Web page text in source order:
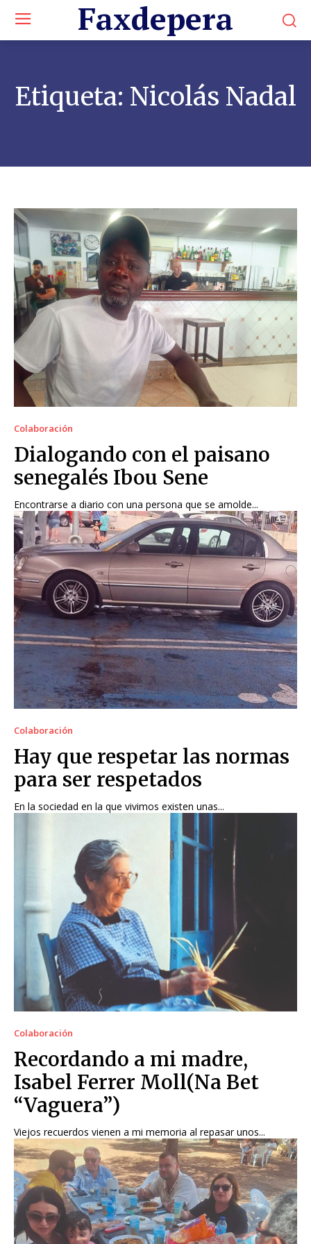
Faxdepera
Etiqueta: Nicolás Nadal
Colaboración
Dialogando con el paisano
senegalés Ibou Sene
Encontrarse a diario con una persona que se amolde...
Colaboración
Hay que respetar las normas
para ser respetados
En la sociedad en la que vivimos existen unas...
Colaboración
Recordando a mi madre,
Isabel Ferrer Moll(Na Bet
“Vaguera”)
Viejos recuerdos vienen a mi memoria al repasar unos...